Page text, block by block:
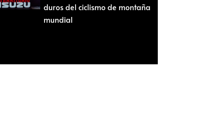
duros del ciclismo de montaña
mundial